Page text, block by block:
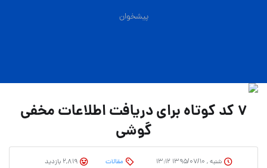
پیشخوان
۷ کد کوتاه برای دریافت اطلاعات مخفی
گوشی
شنبه , ۱۳۹۵/۰۷/۱۰ ۱۳:۱۲ مقالات 2,819 بازدید